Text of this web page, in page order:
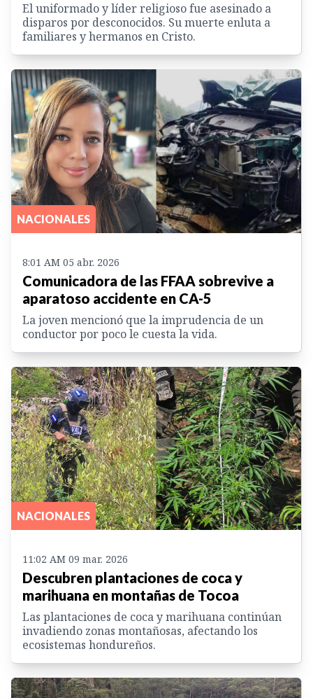
El uniformado y líder religioso fue asesinado a
disparos por desconocidos. Su muerte enluta a
familiares y hermanos en Cristo.
NACIONALES
8:01 AM 05 abr. 2026
Comunicadora de las FFAA sobrevive a
aparatoso accidente en CA-5
La joven mencionó que la imprudencia de un
conductor por poco le cuesta la vida.
NACIONALES
11:02 AM 09 mar. 2026
Descubren plantaciones de coca y
marihuana en montañas de Tocoa
Las plantaciones de coca y marihuana continúan
invadiendo zonas montañosas, afectando los
ecosistemas hondureños.